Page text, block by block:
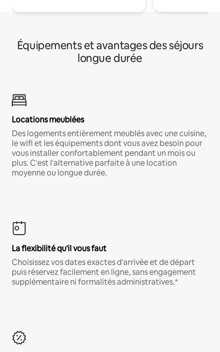
Équipements et avantages des séjours
longue durée
Locations meublées
Des logements entièrement meublés avec une cuisine,
le wifi et les équipements dont vous avez besoin pour
vous installer confortablement pendant un mois ou
plus. C'est l'alternative parfaite à une location
moyenne ou longue durée.
La flexibilité qu'il vous faut
Choisissez vos dates exactes d'arrivée et de départ
puis réservez facilement en ligne, sans engagement
supplémentaire ni formalités administratives.*